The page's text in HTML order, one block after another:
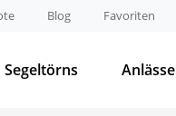
Blog Favoriten
Segeltörns Anlässe